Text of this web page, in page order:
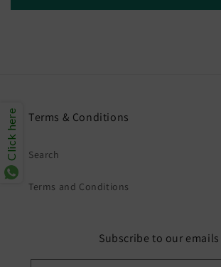
Terms & Conditions
Search
Terms and Conditions
Subscribe to our emails
Click here